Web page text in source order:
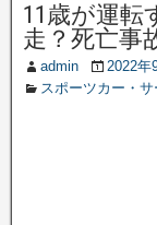
11歳が運転
走？死亡事
admin
2022年
スポーツカー・サ